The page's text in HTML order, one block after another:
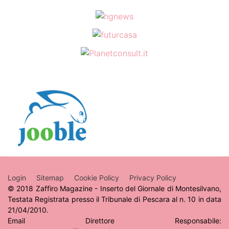
Human Rights Film
Fest: cinema, incontri
Dal 9 al 13 settembre a Roma...
LUG
Luglio 2026. Il Libro
Il più discusso tra i titoli presenti
sul nostro gruppo FB è, senza
Login Sitemap Cookie Policy
Privacy Policy
© 2018 Zaffiro Magazine - Inserto del Giornale di Montesilvano,
Testata Registrata presso il Tribunale di Pescara al n. 10 in data
21/04/2010.
Email Direttore Responsabile: